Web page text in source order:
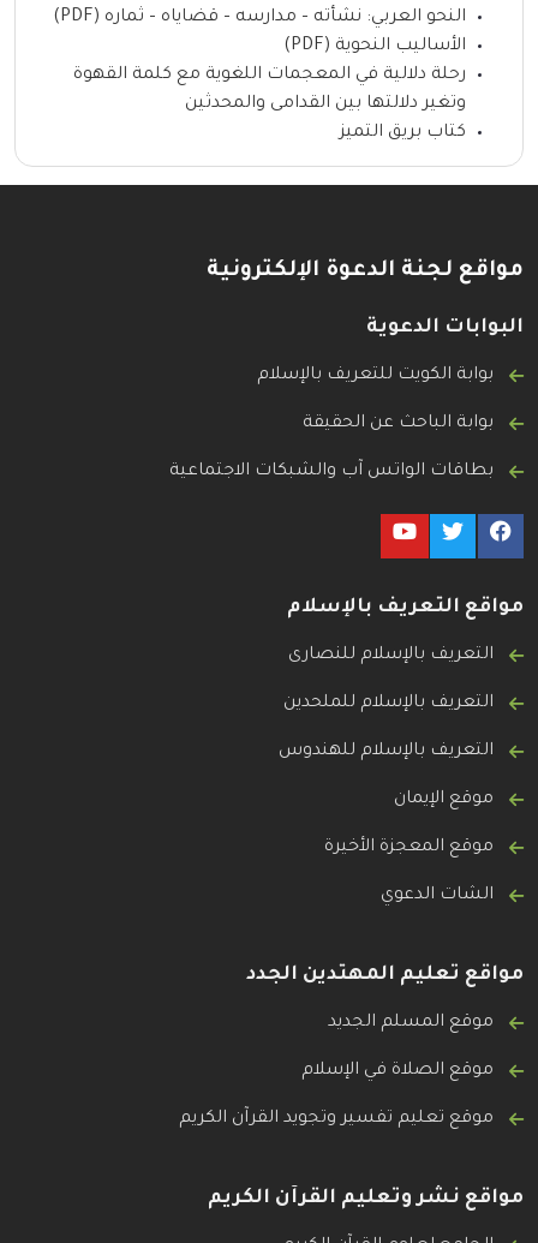
النحو العربي: نشأته – مدارسه – قضاياه – ثماره (PDF)
الأساليب النحوية (PDF)
رحلة دلالية في المعجمات اللغوية مع كلمة القهوة
وتغير دلالتها بين القدامى والمحدثين
كتاب بريق التميز
مواقع لجنة الدعوة الإلكترونية
البوابات الدعوية
بوابة الكويت للتعريف بالإسلام
بوابة الباحث عن الحقيقة
بطاقات الواتس آب والشبكات الاجتماعية
مواقع التعريف بالإسلام
التعريف بالإسلام للنصارى
التعريف بالإسلام للملحدين
التعريف بالإسلام للهندوس
موقع الإيمان
موقع المعجزة الأخيرة
الشات الدعوي
مواقع تعليم المهتدين الجدد
موقع المسلم الجديد
موقع الصلاة في الإسلام
موقع تعليم تفسير وتجويد القرآن الكريم
مواقع نشر وتعليم القرآن الكريم